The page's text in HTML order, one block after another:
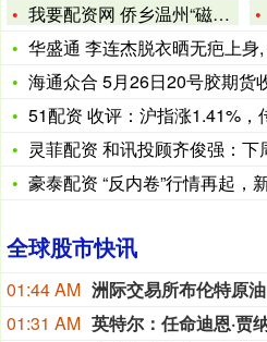
我要配资网 侨乡温州“磁力”升级 外籍青年创客越聚越多丨新春
华盛通 李连杰脱衣晒无疤上身
海通众合 5月26日20号胶期货
51配资 收评：沪指涨1.41%
灵菲配资 和讯投顾齐俊强：下周
豪泰配资 “反内卷”行情再起，
全球股市快讯
01:44 AM
01:31 AM